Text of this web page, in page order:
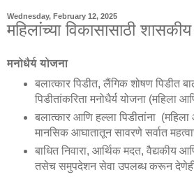
Wednesday, February 12, 2025
महिलांच्या विकासासाठी
मनोधैर्य योजना
बलात्कार पिडीत, लैंगिक शोषण पिडीत
पिडीतांकरिता मनोधैर्य योजना (महिला
बलात्कार आणि हल्ला पिडीतांना
मानसिक आघातातून सावरणे सर्वात
बाधित निवारा, आर्थिक मदत, वैद्यकीय
तसेच समुपदेशन सेवा उपलब्ध करून